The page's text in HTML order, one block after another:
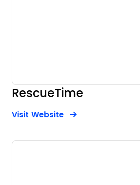
RescueTime
Visit WebsiteOpens New Window